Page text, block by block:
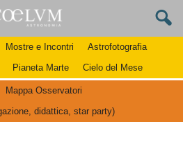
Mostre e Incontri
Astrofotografia
Pianeta Marte Cielo del Mese
Mappa Osservatori
didattica, star party)